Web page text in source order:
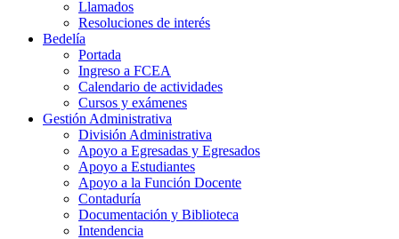
Llamados
Resoluciones de interés
Bedelía
Portada
Ingreso a FCEA
Calendario de actividades
Cursos y exámenes
Gestión Administrativa
División Administrativa
Apoyo a Egresadas y Egresados
Apoyo a Estudiantes
Apoyo a la Función Docente
Contaduría
Documentación y Biblioteca
Intendencia